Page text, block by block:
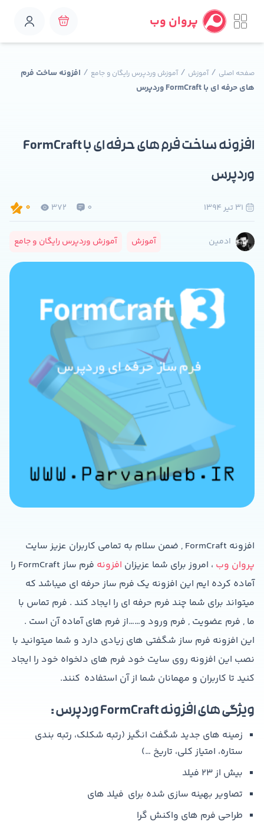
پروان وب
صفحه اصلی /آموزش /آموزش وردپرس رایگان و جامع / افزونه ساخت فرم
های حرفه ای با FormCraft وردپرس
0
372
0
افزونه ساخت فرم های حرفه ای با FormCraft
وردپرس
ادمین آموزش آموزش وردپرس رایگان و جامع
افزونه FormCraft , ضمن سلام به تمامی کاربران عزیز سایت
پروان وب ، امروز برای شما عزیزان افزونه
فرم ساز FormCraft را
آماده کرده ایم این افزونه یک فرم ساز حرفه ای میباشد که
میتواند برای شما چند فرم حرفه ای را ایجاد کند . فرم تماس با
ما , فرم عضویت , فرم ورود و……از فرم های آماده آن است .
این افزونه فرم ساز شگفتی های زیادی دارد و شما میتوانید با
نصب این افزونه روی سایت خود فرم های دلخواه خود را ایجاد
کنید تا کاربران و مهمانان شما از آن استفاده کنند.
ویژگی های افزونه FormCraft وردپرس :
زمینه های جدید شگفت انگیز (رتبه شکلک، رتبه بندی
ستاره، امتیاز کلی، تاریخ …)
بیش از ۲۳ فیلد
تصاویر بهینه سازی شده برای فیلد های
طراحی فرم های واکنش گرا